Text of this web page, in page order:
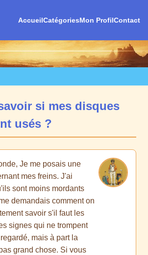
AccueilCatégoriesMon ProfilContact
si mes disques
usés ?
Je me posais une
mes freins. J'ai
sont moins mordants
demandais comment on
savoir s'il faut les
signes qui ne trompent
mais à part la
grand chose. Si vous